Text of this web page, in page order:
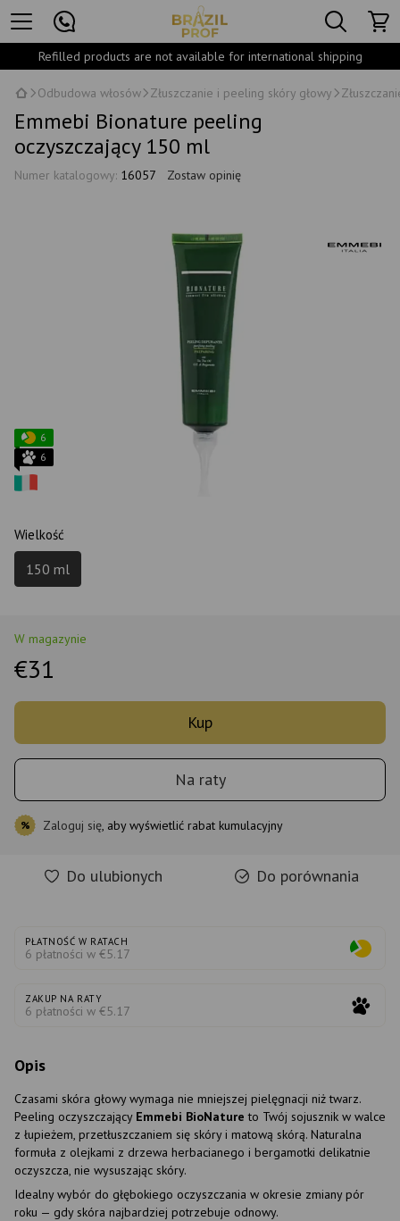
Refilled products are not available for international shipping
Odbudowa włosów Złuszczanie i peeling skóry głowy
Emmebi Bionature peeling
oczyszczający 150 ml
Numer katalogowy: 16057 Zostaw opinię
6
6
Wielkość
150 ml
W magazynie
€31
Kup
Na raty
% Zaloguj się , aby wyświetlić rabat kumulacyjny
Do ulubionych Do porównania
PŁATNOŚĆ W RATACH
6 płatności w €5.17
ZAKUP NA RATY
6 płatności w €5.17
Opis
Czasami skóra głowy wymaga nie mniejszej pielęgnacji niż twarz.
Peeling oczyszczający Emmebi BioNatureto Twój sojusznik w walce
z łupieżem, przetłuszczaniem się skóry i matową skórą. Naturalna
formuła z olejkami z drzewa herbacianego i bergamotki delikatnie
oczyszcza, nie wysuszając skóry.
Idealny wybór do głębokiego oczyszczania w okresie zmiany pór
roku — gdy skóra najbardziej potrzebuje odnowy.